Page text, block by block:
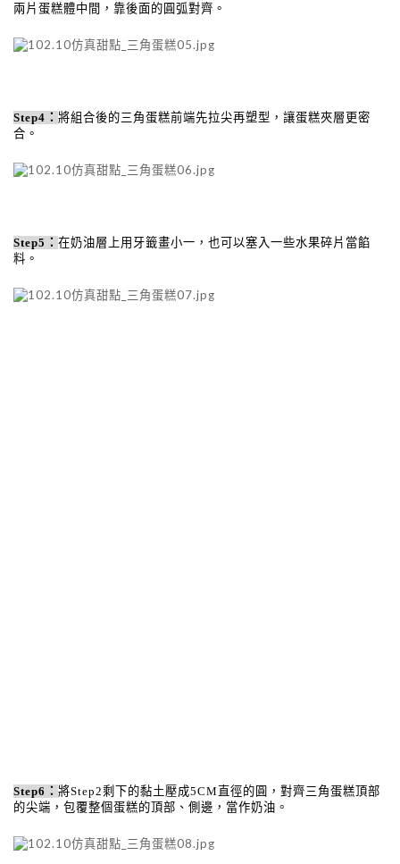
兩片蛋糕體中間，靠後面的圓弧對齊。
Step4 ： 將組合後的三角蛋糕前端先拉尖再塑型，讓蛋糕夾層更密
合。
Step5 ： 在奶油層上用牙籤畫小一，也可以塞入一些水果碎片當餡
料。
Step6 ： 將Step2剩下的黏土壓成5CM 直徑的圓，對齊三角蛋糕頂部
的尖端，包覆整個蛋糕的頂部、側邊，當作奶油。